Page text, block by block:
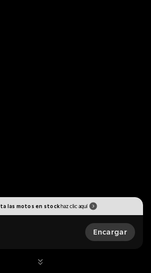
las motos en stockhaz clic aquí
Encargar